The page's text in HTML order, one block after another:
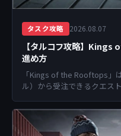
タスク攻略 2026.08.07
【タルコフ攻略】
進め方
「Kings of the Rooftops」
ル）から受注できるクエス